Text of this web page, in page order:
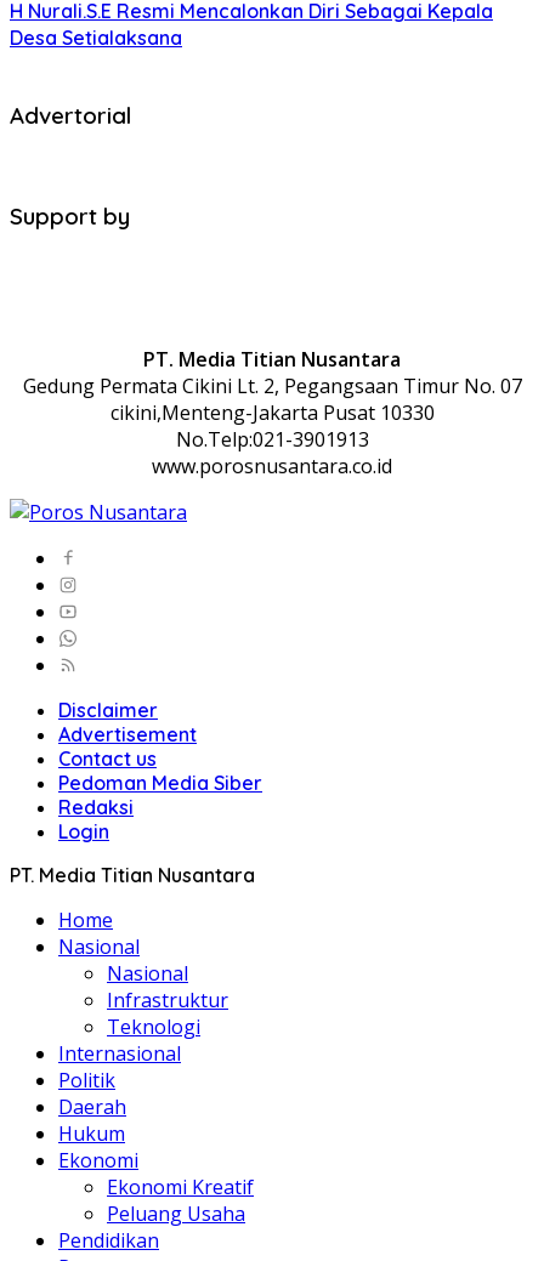
H Nurali.S.E Resmi Mencalonkan Diri Sebagai Kepala
Desa Setialaksana
Advertorial
Support by
PT. Media Titian Nusantara
Gedung Permata Cikini Lt. 2, Pegangsaan Timur No. 07
cikini,Menteng-Jakarta Pusat 10330
No.Telp:021-3901913
www.porosnusantara.co.id
Disclaimer
Advertisement
Contact us
Pedoman Media Siber
Redaksi
Login
PT. Media Titian Nusantara
Home
Nasional
Nasional
Infrastruktur
Teknologi
Internasional
Politik
Daerah
Hukum
Ekonomi
Ekonomi Kreatif
Peluang Usaha
Pendidikan